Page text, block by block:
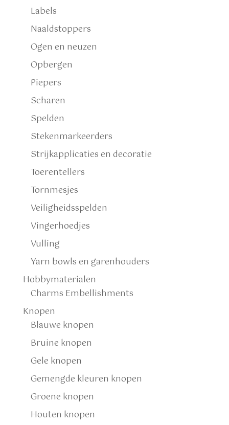
Labels
Naaldstoppers
Ogen en neuzen
Opbergen
Piepers
Scharen
Spelden
Stekenmarkeerders
Strijkapplicaties en decoratie
Toerentellers
Tornmesjes
Veiligheidsspelden
Vingerhoedjes
Vulling
Yarn bowls en garenhouders
Hobbymaterialen
Charms Embellishments
Knopen
Blauwe knopen
Bruine knopen
Gele knopen
Gemengde kleuren knopen
Groene knopen
Houten knopen